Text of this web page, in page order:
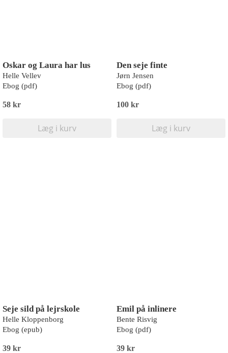
Oskar og Laura har lus
Helle Vellev
Ebog (pdf)
58 kr
Læg i kurv
Den seje finte
Jørn Jensen
Ebog (pdf)
100 kr
Læg i kurv
Seje sild på lejrskole
Helle Kloppenborg
Ebog (epub)
39 kr
Emil på inlinere
Bente Risvig
Ebog (pdf)
39 kr